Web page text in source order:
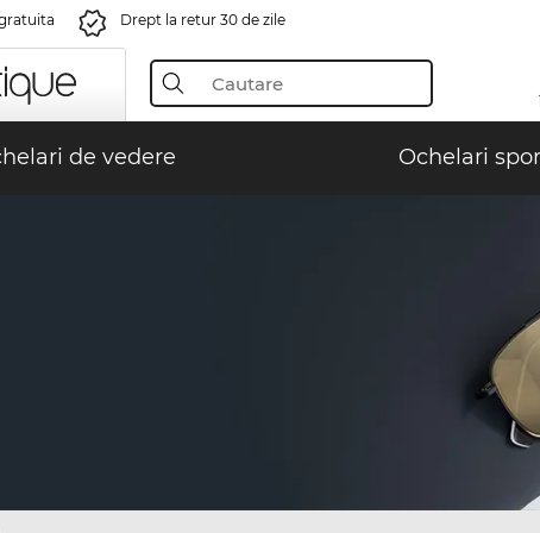
Drept la retur 30 de zile
de vedere Ochelari